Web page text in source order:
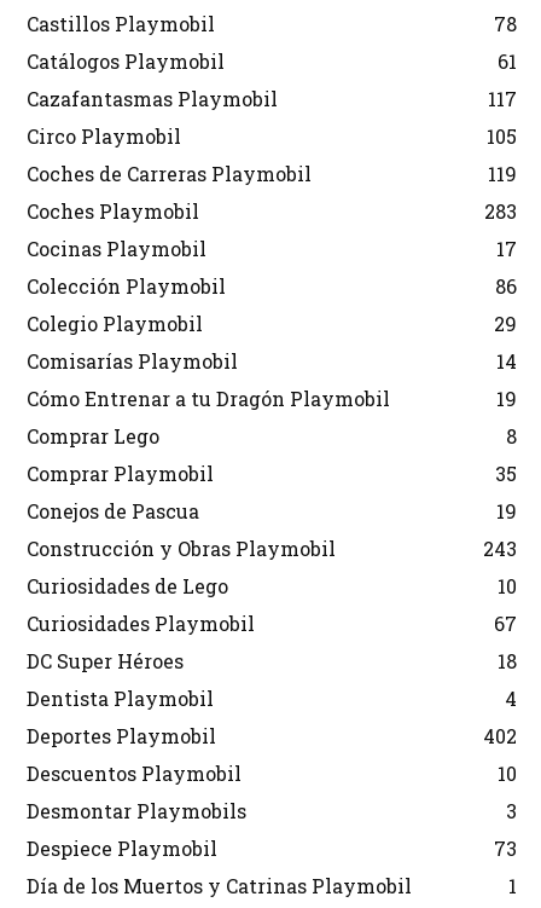
Castillos Playmobil
78
Catálogos Playmobil
61
Cazafantasmas Playmobil
117
Circo Playmobil
105
Coches de Carreras Playmobil
119
Coches Playmobil
283
Cocinas Playmobil
17
Colección Playmobil
86
Colegio Playmobil
29
Comisarías Playmobil
14
Cómo Entrenar a tu Dragón Playmobil
19
Comprar Lego
8
Comprar Playmobil
35
Conejos de Pascua
19
Construcción y Obras Playmobil
243
Curiosidades de Lego
10
Curiosidades Playmobil
67
DC Super Héroes
18
Dentista Playmobil
4
Deportes Playmobil
402
Descuentos Playmobil
10
Desmontar Playmobils
3
Despiece Playmobil
73
Día de los Muertos y Catrinas Playmobil
1